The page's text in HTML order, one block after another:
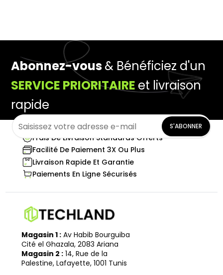
Abonnez-vous& Bénéficiez d'un
SERVICE PRIORITAIRE et livraison
rapide
S'ABONNER
Frais De Livraison Standards Offerts
Facilité De Paiement 3X Ou Plus
Livraison Rapide Et Garantie
Paiements En Ligne Sécurisés
Magasin 1 : Av Habib Bourguiba
Cité el Ghazala, 2083 Ariana
Magasin 2 : 14, Rue de la
Palestine, Lafayette, 1001 Tunis